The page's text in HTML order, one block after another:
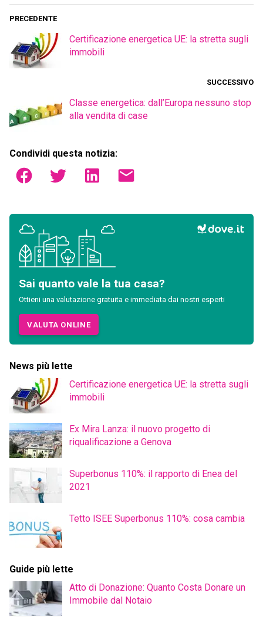
PRECEDENTE
Certificazione energetica UE: la stretta sugli
immobili
SUCCESSIVO
Classe energetica: dall’Europa nessuno stop
alla vendita di case
Condividi questa notizia:
Sai quanto vale la tua casa?
Ottieni una valutazione gratuita e immediata dai nostri esperti
VALUTA ONLINE
News più lette
Certificazione energetica UE: la stretta sugli
immobili
Ex Mira Lanza: il nuovo progetto di
riqualificazione a Genova
Superbonus 110%: il rapporto di Enea del
2021
Tetto ISEE Superbonus 110%: cosa cambia
Guide più lette
Atto di Donazione: Quanto Costa Donare un
Immobile dal Notaio